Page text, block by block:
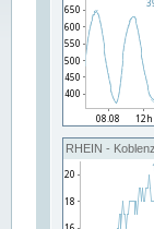
RHEIN - Koblenz